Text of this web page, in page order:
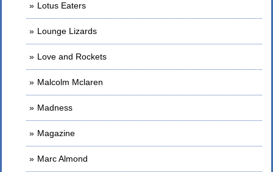
Lotus Eaters
Lounge Lizards
Love and Rockets
Malcolm Mclaren
Madness
Magazine
Marc Almond